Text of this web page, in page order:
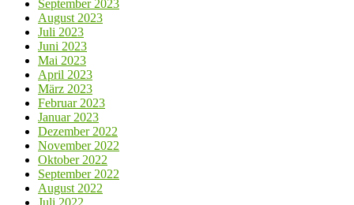
September 2023
August 2023
Juli 2023
Juni 2023
Mai 2023
April 2023
März 2023
Februar 2023
Januar 2023
Dezember 2022
November 2022
Oktober 2022
September 2022
August 2022